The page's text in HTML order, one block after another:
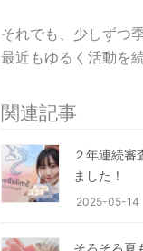
それでも、少しずつ
最近もゆるく活動を
関連記事
２年連続審
ました！
2025-05-14
そろそろ夏